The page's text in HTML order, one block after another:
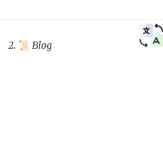
2. 📜 Blog